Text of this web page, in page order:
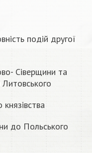
подій другої
Сіверщини та
князівства
до Польського